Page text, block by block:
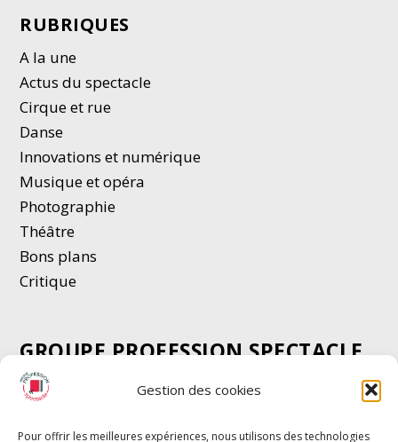
Gestion des cookies
Pour offrir les meilleures expériences, nous utilisons des technologies
RUBRIQUES
A la une
Actus du spectacle
Cirque et rue
Danse
Innovations et numérique
Musique et opéra
Photographie
Théâtre
Bons plans
Critique
GROUPE PROFESSION SPECTACLE
Chèque Intermittents
Chèque Compta